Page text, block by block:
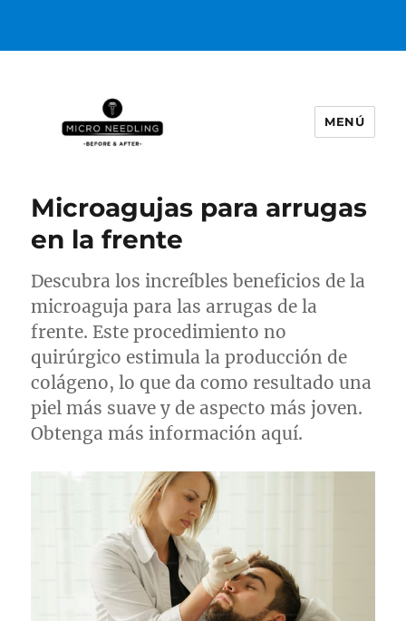
MENÚ
Microagujas para arrugas
en la frente
Descubra los increíbles beneficios de la
microaguja para las arrugas de la
frente. Este procedimiento no
quirúrgico estimula la producción de
colágeno, lo que da como resultado una
piel más suave y de aspecto más joven.
Obtenga más información aquí.